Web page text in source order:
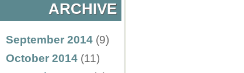
ARCHIVE
September 2014 (9)
October 2014 (11)